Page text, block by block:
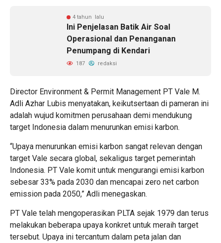
4 tahun lalu
Ini Penjelasan Batik Air Soal
Operasional dan Penanganan
Penumpang di Kendari
187 redaksi
Director Environment & Permit Management PT Vale M.
Adli Azhar Lubis menyatakan, keikutsertaan di pameran ini
adalah wujud komitmen perusahaan demi mendukung
target Indonesia dalam menurunkan emisi karbon.
“Upaya menurunkan emisi karbon sangat relevan dengan
target Vale secara global, sekaligus target pemerintah
Indonesia. PT Vale komit untuk mengurangi emisi karbon
sebesar 33% pada 2030 dan mencapai zero net carbon
emission pada 2050,” Adli menegaskan.
PT Vale telah mengoperasikan PLTA sejak 1979 dan terus
melakukan beberapa upaya konkret untuk meraih target
tersebut. Upaya ini tercantum dalam peta jalan dan